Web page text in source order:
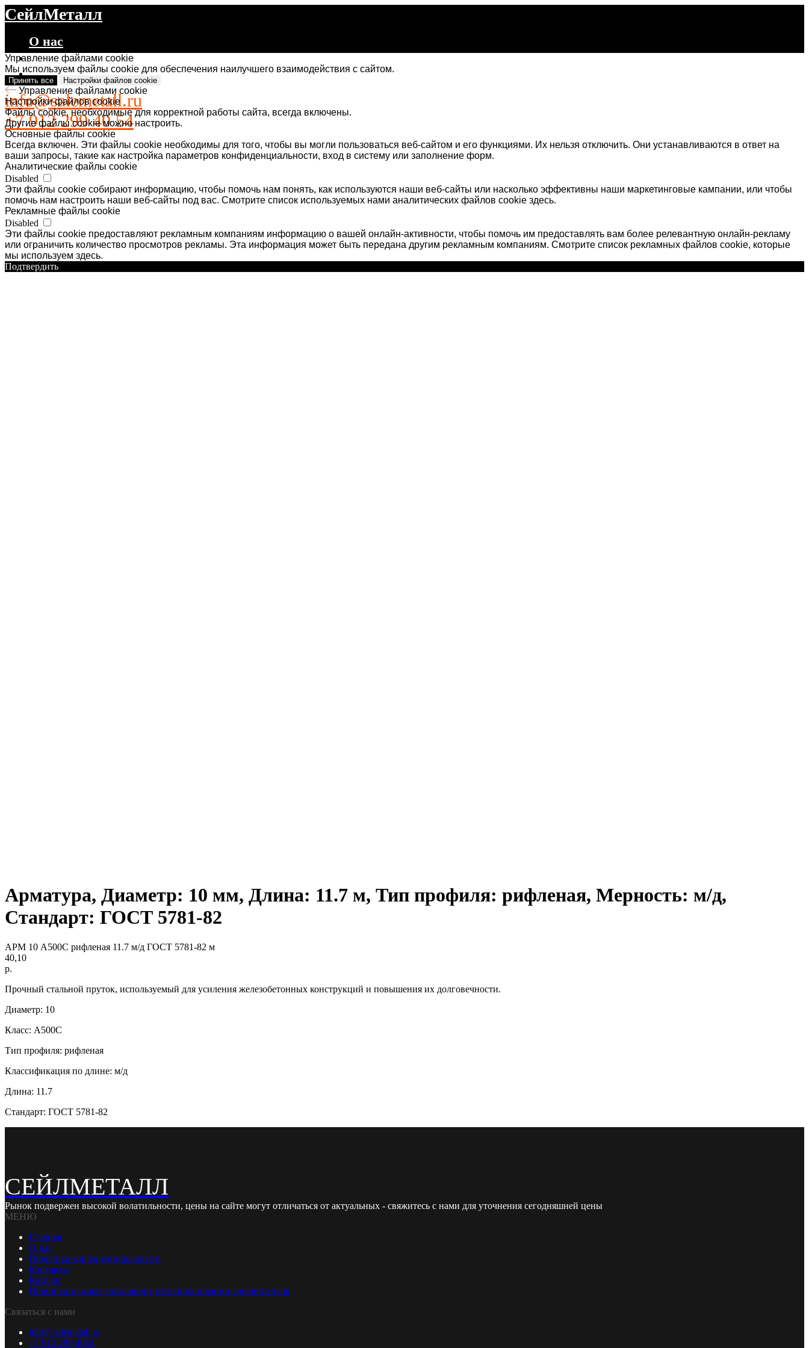
СейлМеталл
О нас
Каталог
Контакты
info@salemetall.ru
+7 912 299 40 54
Управление файлами cookie
Мы используем файлы cookie для обеспечения наилучшего взаимодействия с сайтом.
Принять все Настройки файлов cookie
Управление файлами cookie
Настройки файлов cookie
Файлы cookie, необходимые для корректной работы сайта, всегда включены.
Другие файлы cookie можно настроить.
Основные файлы cookie
Всегда включен. Эти файлы cookie необходимы для того, чтобы вы могли пользоваться веб-сайтом и его функциями. Их нельзя отключить. Они устанавливаются в ответ на
ваши запросы, такие как настройка параметров конфиденциальности, вход в систему или заполнение форм.
Аналитические файлы cookie
Disabled
Эти файлы cookie собирают информацию, чтобы помочь нам понять, как используются наши веб-сайты или насколько эффективны наши маркетинговые кампании, или чтобы
помочь нам настроить наши веб-сайты под вас. Смотрите список используемых нами аналитических файлов cookie здесь.
Рекламные файлы cookie
Disabled
Эти файлы cookie предоставляют рекламным компаниям информацию о вашей онлайн-активности, чтобы помочь им предоставлять вам более релевантную онлайн-рекламу
или ограничить количество просмотров рекламы. Эта информация может быть передана другим рекламным компаниям. Смотрите список рекламных файлов cookie, которые
мы используем здесь.
Подтвердить
Арматура, Диаметр: 10 мм, Длина: 11.7 м, Тип профиля: рифленая, Мерность: м/д,
Стандарт: ГОСТ 5781-82
АРМ 10 А500С рифленая 11.7 м/д ГОСТ 5781-82 м
40,10
р.
Прочный стальной пруток, используемый для усиления железобетонных конструкций и повышения их долговечности.
Диаметр: 10
Класс: А500С
Тип профиля: рифленая
Классификация по длине: м/д
Длина: 11.7
Стандарт: ГОСТ 5781-82
СЕЙЛМЕТАЛЛ
Рынок подвержен высокой волатильности, цены на сайте могут отличаться от актуальных - свяжитесь с нами для уточнения сегодняшней цены
МЕНЮ
Главная
О нас
Политика конфиденциальности
Контакты
Каталог
Пользовательское соглашение об использовании cookie файлов
Связаться с нами
info@salemetall.ru
+7 912 299 4054